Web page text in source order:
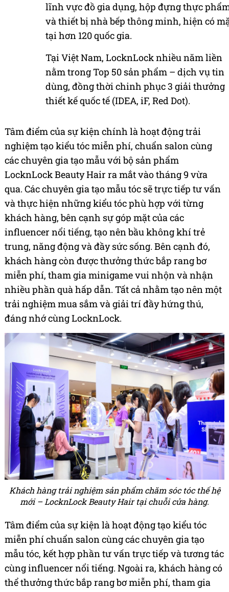
lĩnh vực đồ gia dụng, hộp đựng thực
và thiết bị nhà bếp thông minh, hiện có
tại hơn 120 quốc gia.
Tại Việt Nam, LocknLock nhiều năm liền
nằm trong Top 50 sản phẩm – dịch vụ tin
dùng, đồng thời chinh phục 3 giải thưởng
thiết kế quốc tế (IDEA, iF, Red Dot).
Tâm điểm của sự kiện chính là hoạt động trải
nghiệm tạo kiểu tóc miễn phí, chuẩn salon cùng
các chuyên gia tạo mẫu với bộ sản phẩm
LocknLock Beauty Hair ra mắt vào tháng 9 vừa
qua. Các chuyên gia tạo mẫu tóc sẽ trực tiếp tư vấn
và thực hiện những kiểu tóc phù hợp với từng
khách hàng, bên cạnh sự góp mặt của các
influencer nổi tiếng, tạo nên bầu không khí trẻ
trung, năng động và đầy sức sống. Bên cạnh đó,
khách hàng còn được thưởng thức bắp rang bơ
miễn phí, tham gia minigame vui nhộn và nhận
nhiều phần quà hấp dẫn. Tất cả nhằm tạo nên một
trải nghiệm mua sắm và giải trí đầy hứng thú,
đáng nhớ cùng LocknLock.
Khách hàng trải nghiệm sản phẩm chăm sóc tóc thế hệ
mới – LocknLock Beauty Hair tại chuỗi cửa hàng.
Tâm điểm của sự kiện là hoạt động tạo kiểu tóc
miễn phí chuẩn salon cùng các chuyên gia tạo
mẫu tóc, kết hợp phần tư vấn trực tiếp và tương tác
cùng influencer nổi tiếng. Ngoài ra, khách hàng có
thể thưởng thức bắp rang bơ miễn phí, tham gia